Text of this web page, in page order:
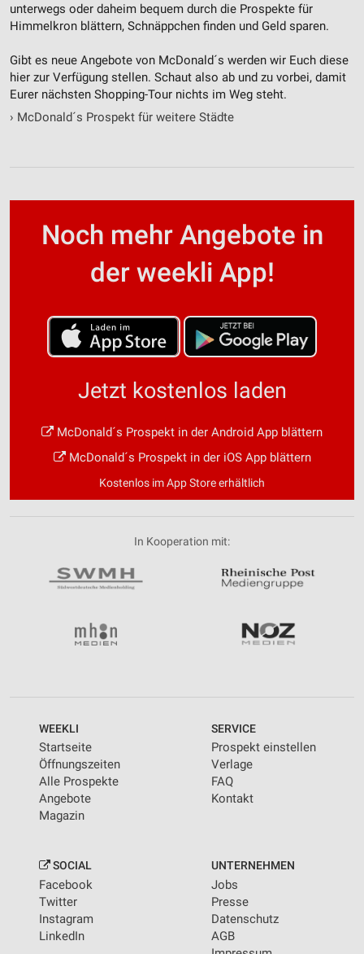
unterwegs oder daheim bequem durch die Prospekte für
Himmelkron blättern, Schnäppchen finden und Geld sparen.
Gibt es neue Angebote von McDonald´s werden wir Euch diese
hier zur Verfügung stellen. Schaut also ab und zu vorbei, damit
Eurer nächsten Shopping-Tour nichts im Weg steht.
› McDonald´s Prospekt für weitere Städte
Noch mehr Angebote in
der weekli App!
Jetzt kostenlos laden
McDonald´s Prospekt in der Android App blättern
McDonald´s Prospekt in der iOS App blättern
Kostenlos im App Store erhältlich
In Kooperation mit:
WEEKLI
Startseite
Öffnungszeiten
Alle Prospekte
Angebote
Magazin
SERVICE
Prospekt einstellen
Verlage
FAQ
Kontakt
SOCIAL
Facebook
Twitter
Instagram
LinkedIn
UNTERNEHMEN
Jobs
Presse
Datenschutz
AGB